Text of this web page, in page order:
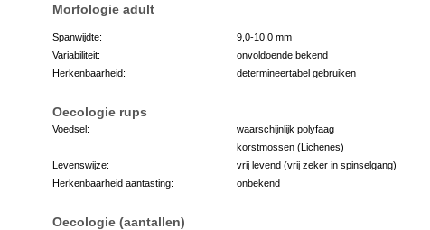
Morfologie adult
Spanwijdte:
9,0-10,0 mm
Variabiliteit:
onvoldoende bekend
Herkenbaarheid:
determineertabel gebruiken
Oecologie rups
Voedsel:
waarschijnlijk polyfaag
korstmossen (Lichenes)
Levenswijze:
vrij levend (vrij zeker in spinselgang)
Herkenbaarheid aantasting:
onbekend
Oecologie (aantallen)